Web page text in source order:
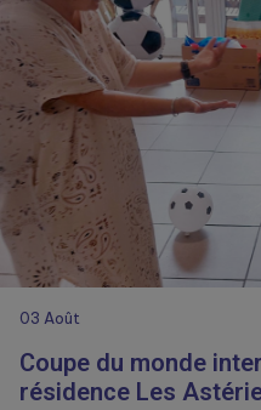
03 Août
Coupe du monde
résidence Les